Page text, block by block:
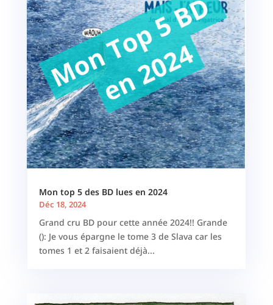
Mon top 5 des BD lues en 2024
Déc 18, 2024
Grand cru BD pour cette année 2024!! Grande
(): Je vous épargne le tome 3 de Slava car les
tomes 1 et 2 faisaient déjà...